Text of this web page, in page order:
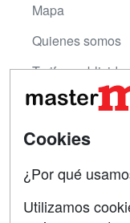
Mapa
Quienes somos
Tarifas
Acceso Usuarios
Acceso Centros
Contactar
Cookies
¿Por qué
Utilizamos